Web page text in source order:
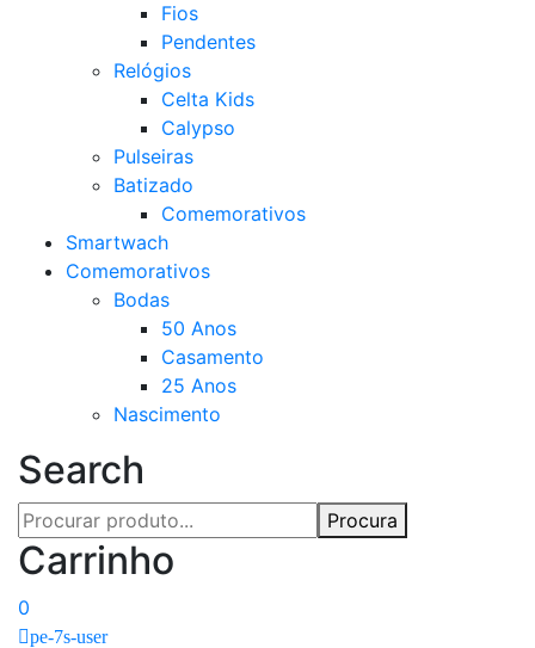
Fios
Pendentes
Relógios
Celta Kids
Calypso
Pulseiras
Batizado
Comemorativos
Smartwach
Comemorativos
Bodas
50 Anos
Casamento
25 Anos
Nascimento
Search
Procura
Carrinho
0
pe-7s-user